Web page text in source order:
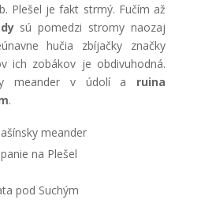
Plešel je fakt strmý. Fučím až
sú pomedzi stromy naozaj
hučia zbíjačky značky
ich zobákov je obdivuhodná.
meander v údolí a ruina
.